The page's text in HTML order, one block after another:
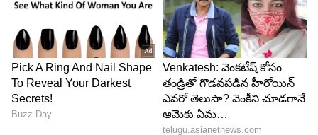
Image Credit :Getty
ఫైనల్ చార్ట్‌లో వెయిటింగ్, RAC ప్రయాణికులకు ఎలా
బెర్త్‌లు కేటాయిస్తారు?